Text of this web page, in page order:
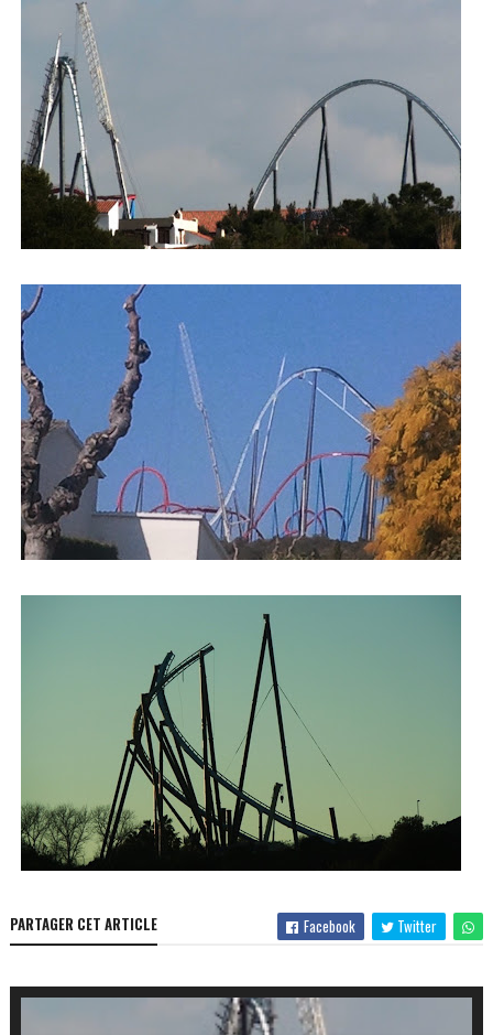
PARTAGER CET ARTICLE Facebook Twitter